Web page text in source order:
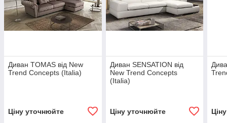
Диван TOMAS від New
Trend Concepts (Italia)
Ціну уточнюйте
Диван SENSATION від
New Trend Concepts
(Italia)
Ціну уточнюйте